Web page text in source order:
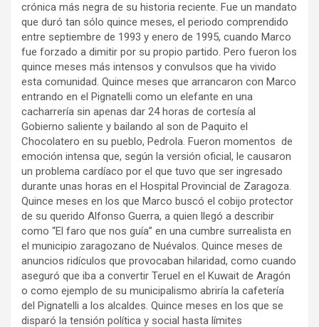
crónica más negra de su historia reciente. Fue un mandato
que duró tan sólo quince meses, el periodo comprendido
entre septiembre de 1993 y enero de 1995, cuando Marco
fue forzado a dimitir por su propio partido. Pero fueron los
quince meses más intensos y convulsos que ha vivido
esta comunidad. Quince meses que arrancaron con Marco
entrando en el Pignatelli como un elefante en una
cacharrería sin apenas dar 24 horas de cortesía al
Gobierno saliente y bailando al son de Paquito el
Chocolatero en su pueblo, Pedrola. Fueron momentos de
emoción intensa que, según la versión oficial, le causaron
un problema cardíaco por el que tuvo que ser ingresado
durante unas horas en el Hospital Provincial de Zaragoza.
Quince meses en los que Marco buscó el cobijo protector
de su querido Alfonso Guerra, a quien llegó a describir
como “El faro que nos guía” en una cumbre surrealista en
el municipio zaragozano de Nuévalos. Quince meses de
anuncios ridículos que provocaban hilaridad, como cuando
aseguró que iba a convertir Teruel en el Kuwait de Aragón
o como ejemplo de su municipalismo abriría la cafetería
del Pignatelli a los alcaldes. Quince meses en los que se
disparó la tensión política y social hasta límites